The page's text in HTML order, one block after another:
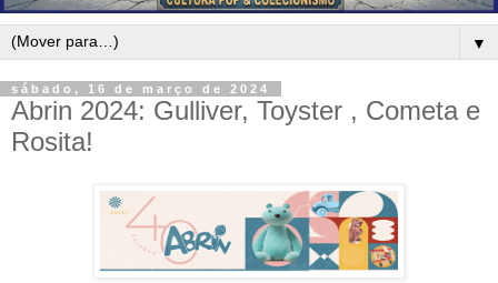
▼
sábado, 16 de março de 2024
Abrin 2024: Gulliver, Toyster , Cometa e
Rosita!